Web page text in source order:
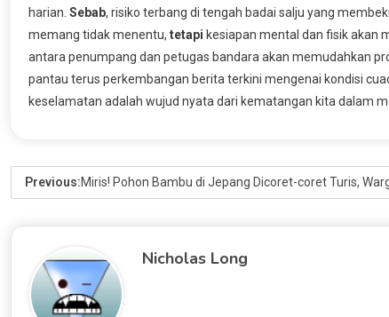
harian. Sebab, risiko terbang di tengah badai salju yang
memang tidak menentu, tetapi kesiapan mental dan fisik akan
antara penumpang dan petugas bandara akan memudahkan
pantau terus perkembangan berita terkini mengenai kondisi
keselamatan adalah wujud nyata dari kematangan kita dalam
Previous:Miris! Pohon Bambu di Jepang Dicoret-coret Turis,
Nicholas Long